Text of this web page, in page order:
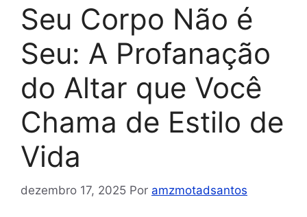
Seu Corpo Não é
Seu: A Profanação
do Altar que Você
Chama de Estilo de
Vida
dezembro 17, 2025 Por amzmotadsantos